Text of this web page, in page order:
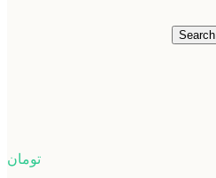
Search
تومان